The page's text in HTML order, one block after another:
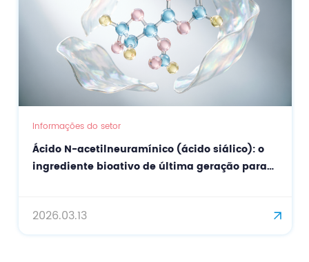
(ácido siálico): o
de última geração para
BioSusp BC (CAS 9012-
biofermentada de alto